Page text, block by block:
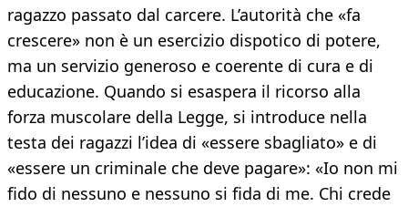
ragazzo passato dal carcere. L’autorità che «fa
crescere» non è un esercizio dispotico di potere,
ma un servizio generoso e coerente di cura e di
educazione. Quando si esaspera il ricorso alla
forza muscolare della Legge, si introduce nella
testa dei ragazzi l’idea di «essere sbagliato» e di
«essere un criminale che deve pagare»: «Io non mi
fido di nessuno e nessuno si fida di me. Chi crede